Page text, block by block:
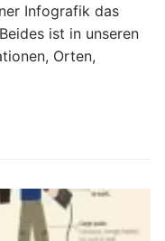
Infografik das
ist in unseren
Orten,